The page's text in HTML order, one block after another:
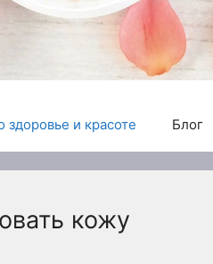
здоровье и красоте Блог
кожу